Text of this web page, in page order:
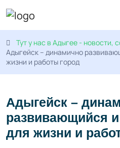
Тут у нас в Адыгее - новости,
Адыгейск – динамично
жизни и работы город
Адыгейск –
развивающийся
для жизни и